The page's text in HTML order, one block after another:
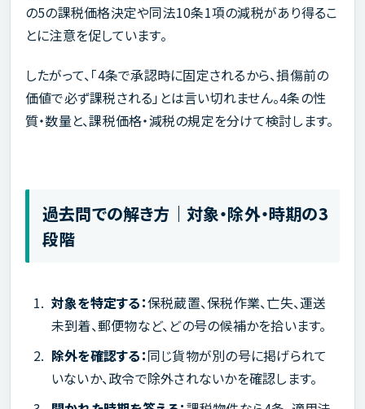
の5の課税価格決定や同法10条1項の減税があり得るこ
とに注意を促しています。
したがって、「4条で承認時に固定されるから、損傷前の
価値で必ず課税される」とは言い切れません。4条の性
質・数量と、課税価格・減税の規定を分けて検討します。
過去問での解き方｜対象・除外・時期の3
段階
対象を特定する：保税蔵置、保税作業、亡失、運送
未到着、郵便物など、どの号の候補かを拾います。
除外を確認する：同じ貨物が別の号に掲げられて
いないか、政令で除外されないかを確認します。